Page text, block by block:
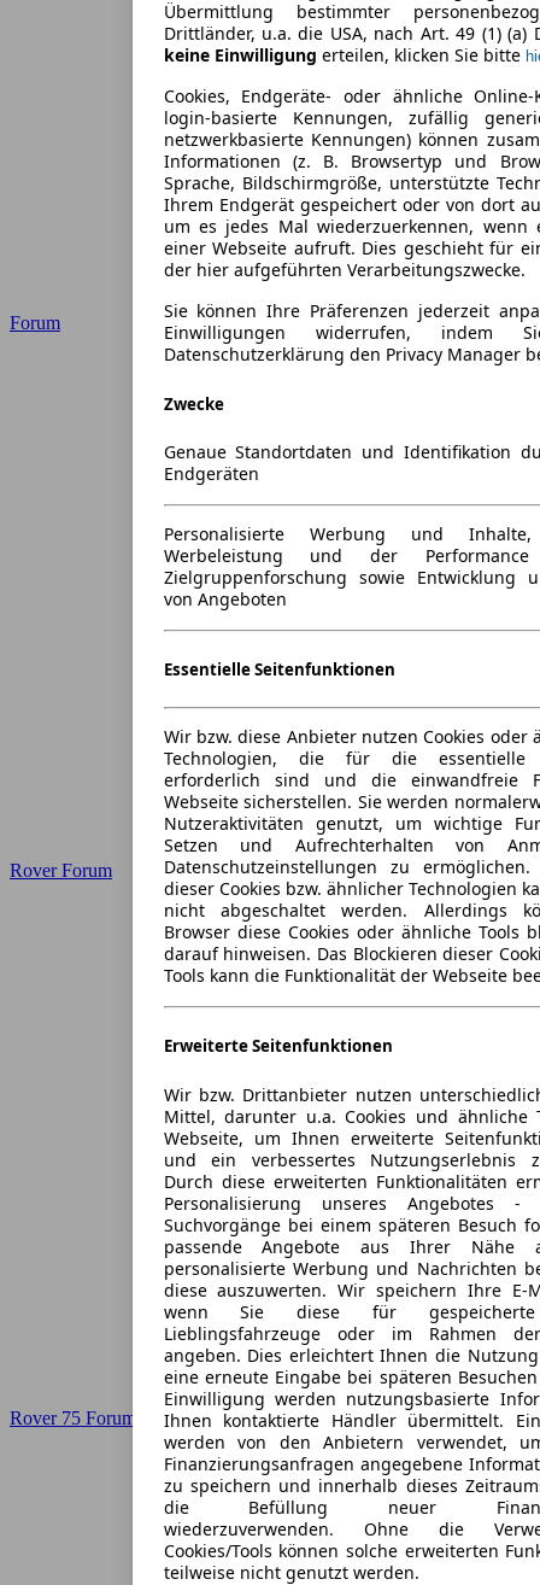
Übermittlung bestimmter
Drittländer, u.a. die USA, nach Art. 49 (1) (a)
keine Einwilligung erteilen, klicken Sie bitte
Cookies, Endgeräte- oder ähnliche
login-basierte Kennungen, zufällig
netzwerkbasierte Kennungen) können
Informationen (z. B. Browsertyp und
Sprache, Bildschirmgröße, unterstützte
Ihrem Endgerät gespeichert oder von dort
um es jedes Mal wiederzuerkennen, wenn
einer Webseite aufruft. Dies geschieht für
der hier aufgeführten Verarbeitungszwecke.
Sie können Ihre Präferenzen jederzeit
Einwilligungen widerrufen, indem
Datenschutzerklärung den Privacy Manager
Zwecke
Genaue Standortdaten und Identifikation
Endgeräten
Personalisierte Werbung und
Werbeleistung und der
Zielgruppenforschung sowie Entwicklung
von Angeboten
Essentielle Seitenfunktionen
Wir bzw. diese Anbieter nutzen Cookies oder
Technologien, die für die essentielle
erforderlich sind und die einwandfreie
Webseite sicherstellen. Sie werden
Nutzeraktivitäten genutzt, um wichtige
Setzen und Aufrechterhalten von
Datenschutzeinstellungen zu
dieser Cookies bzw. ähnlicher Technologien
nicht abgeschaltet werden. Allerdings
Browser diese Cookies oder ähnliche Tools
darauf hinweisen. Das Blockieren dieser
Tools kann die Funktionalität der Webseite
Erweiterte Seitenfunktionen
Wir bzw. Drittanbieter nutzen
Mittel, darunter u.a. Cookies und ähnliche
Webseite, um Ihnen erweiterte
und ein verbessertes Nutzungserlebnis
Durch diese erweiterten Funktionalitäten
Personalisierung unseres Angebotes
Suchvorgänge bei einem späteren Besuch
passende Angebote aus Ihrer Nähe
personalisierte Werbung und Nachrichten
diese auszuwerten. Wir speichern Ihre E-
wenn Sie diese für gespeicherte
Lieblingsfahrzeuge oder im Rahmen
angeben. Dies erleichtert Ihnen die
eine erneute Eingabe bei späteren
Einwilligung werden nutzungsbasierte
Ihnen kontaktierte Händler übermittelt.
werden von den Anbietern verwendet,
Finanzierungsanfragen angegebene
zu speichern und innerhalb dieses
die Befüllung neuer
wiederzuverwenden. Ohne die
Cookies/Tools können solche erweiterten
teilweise nicht genutzt werden.
Forum
Rover Forum
Rover 75 Forum